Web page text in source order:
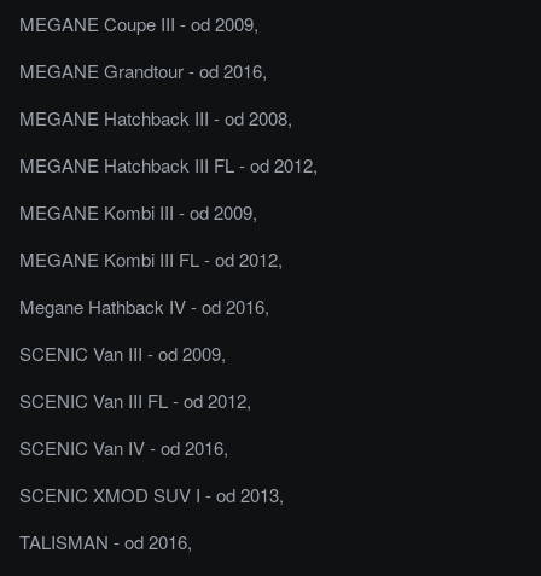
MEGANE Coupe III - od 2009,
MEGANE Grandtour - od 2016,
MEGANE Hatchback III - od 2008,
MEGANE Hatchback III FL - od 2012,
MEGANE Kombi III - od 2009,
MEGANE Kombi III FL - od 2012,
Megane Hathback IV - od 2016,
SCENIC Van III - od 2009,
SCENIC Van III FL - od 2012,
SCENIC Van IV - od 2016,
SCENIC XMOD SUV I - od 2013,
TALISMAN - od 2016,